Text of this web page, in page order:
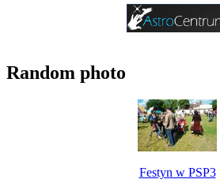
Random photo
Festyn w PSP3